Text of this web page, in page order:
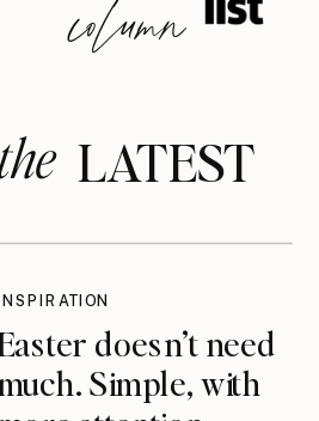
column
LATEST
doesn’t need
Simple, with